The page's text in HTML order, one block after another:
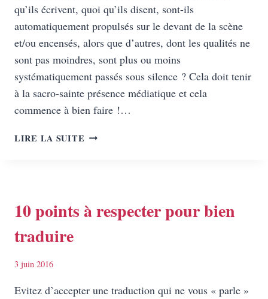
qu’ils écrivent, quoi qu’ils disent, sont-ils
automatiquement propulsés sur le devant de la scène
et/ou encensés, alors que d’autres, dont les qualités ne
sont pas moindres, sont plus ou moins
systématiquement passés sous silence ? Cela doit tenir
à la sacro-sainte présence médiatique et cela
commence à bien faire !…
LIRE LA SUITE A
LA
LITTÉRATURE !
10 points à respecter pour bien
traduire
3 juin 2016
Evitez d’accepter une traduction qui ne vous « parle »